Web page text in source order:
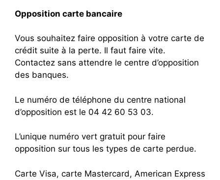
Opposition carte bancaire
Vous souhaitez faire opposition à votre carte de
crédit suite à la perte. Il faut faire vite.
Contactez sans attendre le centre d’opposition
des banques.
Le numéro de téléphone du centre national
d’opposition est le 04 42 60 53 03.
L’unique numéro vert gratuit pour faire
opposition sur tous les types de carte perdue.
Carte Visa, carte Mastercard, American Express